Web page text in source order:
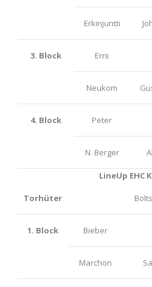
Erkinjuntti
3. Block Erni
Neukom
4. Block Peter
N. Berger
LineUp EHC
Torhüter
1. Block Bieber
Marchon